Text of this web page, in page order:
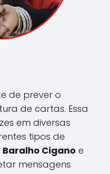
de prever o
de cartas. Essa
em diversas
tipos de
Baralho Cigano e
mensagens